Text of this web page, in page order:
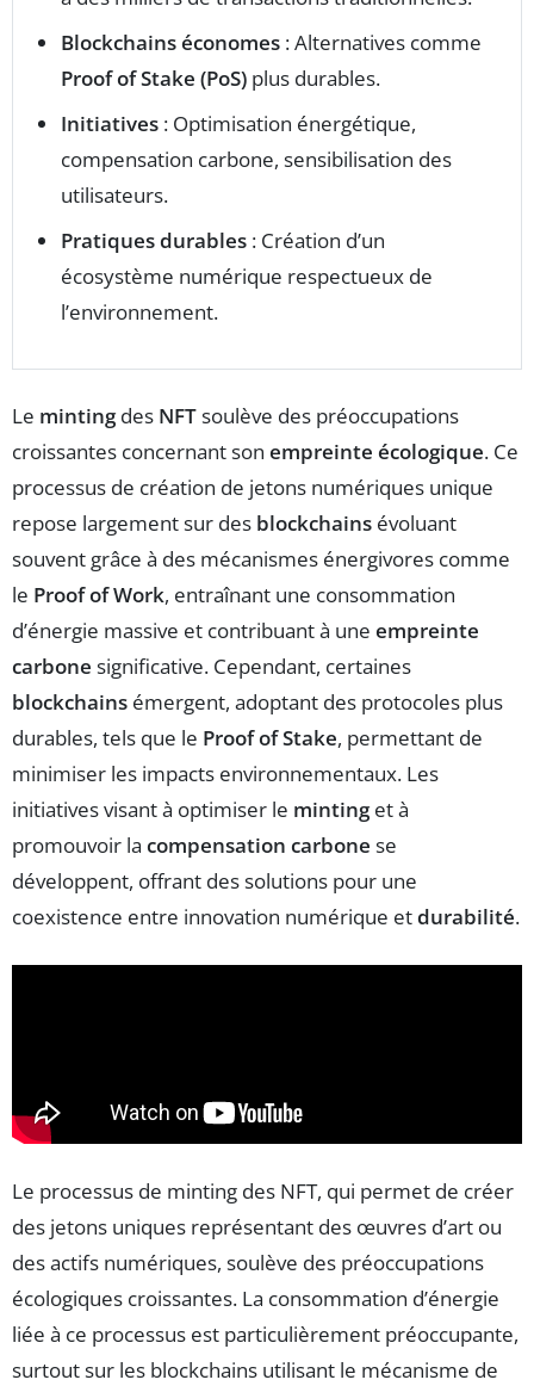
Blockchains économes : Alternatives comme
Proof of Stake (PoS) plus durables.
Initiatives : Optimisation énergétique,
compensation carbone, sensibilisation des
utilisateurs.
Pratiques durables : Création d’un
écosystème numérique respectueux de
l’environnement.
Le mintingdes NFTsoulève des préoccupations
croissantes concernant son empreinte écologique. Ce
processus de création de jetons numériques unique
repose largement sur des blockchains évoluant
souvent grâce à des mécanismes énergivores comme
le Proof of Work, entraînant une consommation
d’énergie massive et contribuant à une empreinte
carbone significative. Cependant, certaines
blockchains émergent, adoptant des protocoles plus
durables, tels que le Proof of Stake, permettant de
minimiser les impacts environnementaux. Les
initiatives visant à optimiser le mintinget à
promouvoir la compensation carbone se
développent, offrant des solutions pour une
coexistence entre innovation numérique etdurabilité.
Le processus de minting des NFT, qui permet de créer
des jetons uniques représentant des œuvres d’art ou
des actifs numériques, soulève des préoccupations
écologiques croissantes. La consommation d’énergie
liée à ce processus est particulièrement préoccupante,
surtout sur les blockchains utilisant le mécanisme de